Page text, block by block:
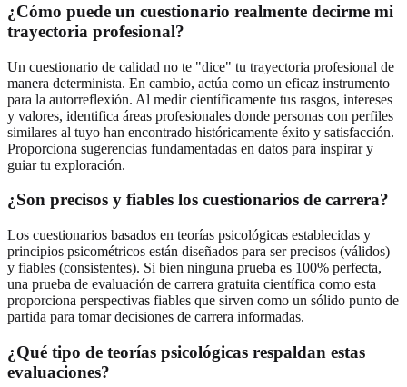
¿Cómo puede un cuestionario realmente decirme mi
trayectoria profesional?
Un cuestionario de calidad no te "dice" tu trayectoria profesional de
manera determinista. En cambio, actúa como un eficaz instrumento
para la autorreflexión. Al medir científicamente tus rasgos, intereses
y valores, identifica áreas profesionales donde personas con perfiles
similares al tuyo han encontrado históricamente éxito y satisfacción.
Proporciona sugerencias fundamentadas en datos para inspirar y
guiar tu exploración.
¿Son precisos y fiables los cuestionarios de carrera?
Los cuestionarios basados en teorías psicológicas establecidas y
principios psicométricos están diseñados para ser precisos (válidos)
y fiables (consistentes). Si bien ninguna prueba es 100% perfecta,
una prueba de evaluación de carrera gratuita científica como esta
proporciona perspectivas fiables que sirven como un sólido punto de
partida para tomar decisiones de carrera informadas.
¿Qué tipo de teorías psicológicas respaldan estas
evaluaciones?